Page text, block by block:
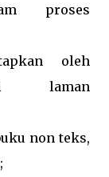
proses
oleh
laman
non teks,